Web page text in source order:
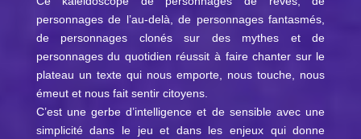
personnages de l’au-delà, de personnages fantasmés,
de personnages clonés sur des mythes et de
personnages du quotidien réussit à faire chanter sur le
plateau un texte qui nous emporte, nous touche, nous
émeut et nous fait sentir citoyens.
C’est une gerbe d’intelligence et de sensible avec une
simplicité dans le jeu et dans les enjeux qui donne